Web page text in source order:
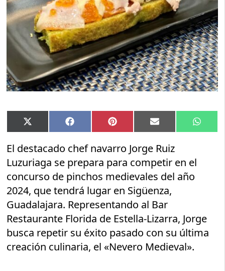
Compartir
en
X
(Twitter)
Compartir
en
Facebook Compartir
en
Pinterest Compartir
en
Email
en
El destacado chef navarro Jorge Ruiz
Luzuriaga se prepara para competir en el
concurso de pinchos medievales del año
2024, que tendrá lugar en Sigüenza,
Guadalajara. Representando al Bar
Restaurante Florida de Estella-Lizarra, Jorge
busca repetir su éxito pasado con su última
creación culinaria, el «Nevero Medieval».